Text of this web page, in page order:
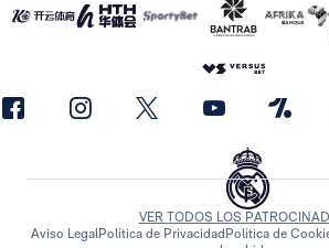
VER TODOS LOS
Aviso LegalPolítica de Privacidad Política de